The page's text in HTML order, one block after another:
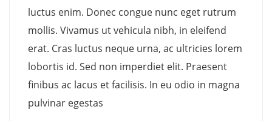
luctus enim. Donec congue nunc eget rutrum
mollis. Vivamus ut vehicula nibh, in eleifend
erat. Cras luctus neque urna, ac ultricies lorem
lobortis id. Sed non imperdiet elit. Praesent
finibus ac lacus et facilisis. In eu odio in magna
pulvinar egestas